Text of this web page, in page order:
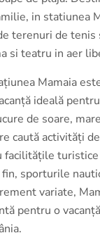
in statiunea
terenuri de tenis
si teatru in aer
Mamaia
ideală
de soare,
caută activități
facilitățile
sporturile
variate,
pentru o